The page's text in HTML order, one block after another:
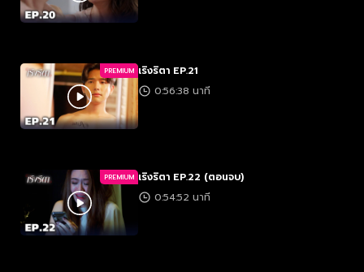
PREMIUM เริงริตา EP.21
0:56:38 นาที
PREMIUM เริงริตา EP.22 (ตอนจบ)
0:54:52 นาที